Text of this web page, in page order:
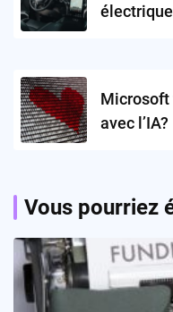
Microsoft
avec l’IA?
Vous pourriez